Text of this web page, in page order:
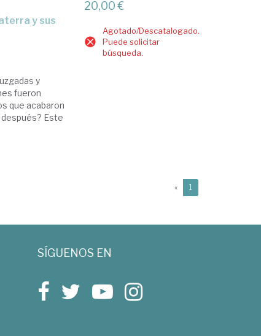
y
fueron
que acabaron
Este
20,00 €
Agotado/Descatalogado.
Puede solicitar
búsqueda.
« 1
SÍGUENOS EN